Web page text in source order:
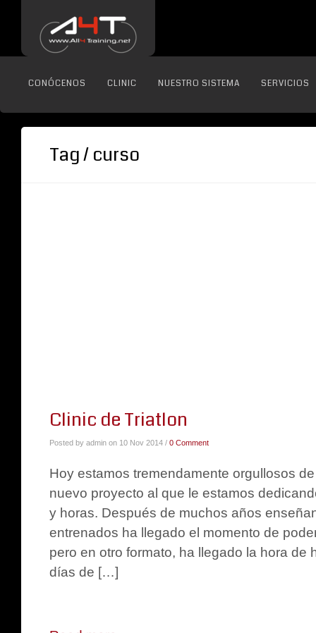
CONÓCENOS CLINIC NUESTRO SISTEMA SERVICIOS
Tag / curso
Clinic de Triatlon
Posted by admin on 10 Nov 2014 / 0 Comment
Hoy estamos tremendamente orgullosos
nuevo proyecto al que le estamos
y horas. Después de muchos años
entrenados ha llegado el momento de
pero en otro formato, ha llegado la hora de
días de […]